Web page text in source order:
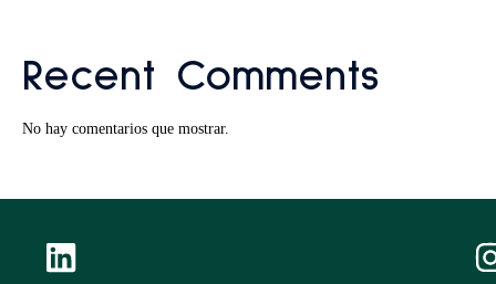
Recent Comments
No hay comentarios que mostrar.